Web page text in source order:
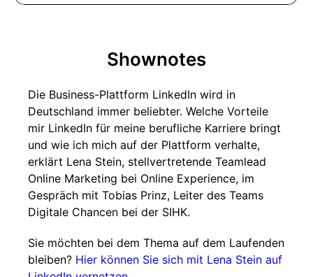
Shownotes
Die Business-Plattform LinkedIn wird in
Deutschland immer beliebter. Welche Vorteile
mir LinkedIn für meine berufliche Karriere bringt
und wie ich mich auf der Plattform verhalte,
erklärt Lena Stein, stellvertretende Teamlead
Online Marketing bei Online Experience, im
Gespräch mit Tobias Prinz, Leiter des Teams
Digitale Chancen bei der SIHK.
Sie möchten bei dem Thema auf dem Laufenden
bleiben? Hier können Sie sich mit Lena Stein auf